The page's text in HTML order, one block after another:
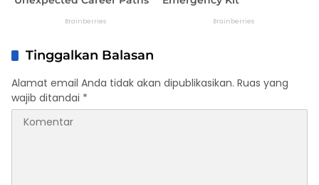
Tinggalkan Balasan
Alamat email Anda tidak akan dipublikasikan. Ruas yang
wajib ditandai *